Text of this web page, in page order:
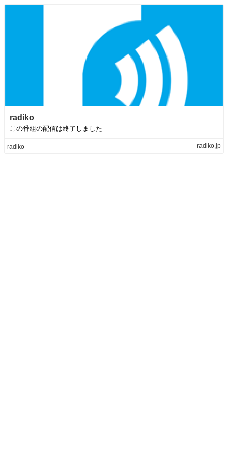
radiko
この番組の配信は終了しました
radiko radiko.jp